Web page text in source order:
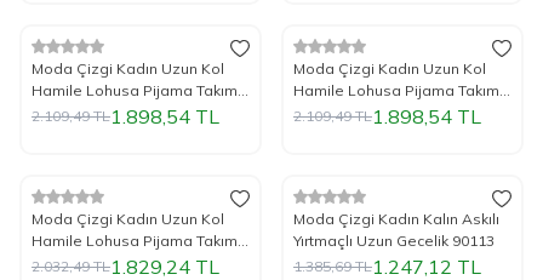
%10İndirim
Yeni
Moda Çizgi Kadın Uzun Kol
Hamile Lohusa Pijama Takımı
Mavi 45501
2.109,49TL1.898,54 TL
%10İndirim
Yeni
Moda Çizgi Kadın Uzun Kol
Hamile Lohusa Pijama Takımı
Ekru 45501
2.109,49TL1.898,54 TL
%10İndirim
Yeni
Moda Çizgi Kadın Uzun Kol
Hamile Lohusa Pijama Takımı
Bordo 45501
2.032,49TL1.829,24 TL
%10İndirim
Yeni
Moda Çizgi Kadın Kalın Askılı
Yırtmaçlı Uzun Gecelik 90113
1.385,69TL1.247,12 TL